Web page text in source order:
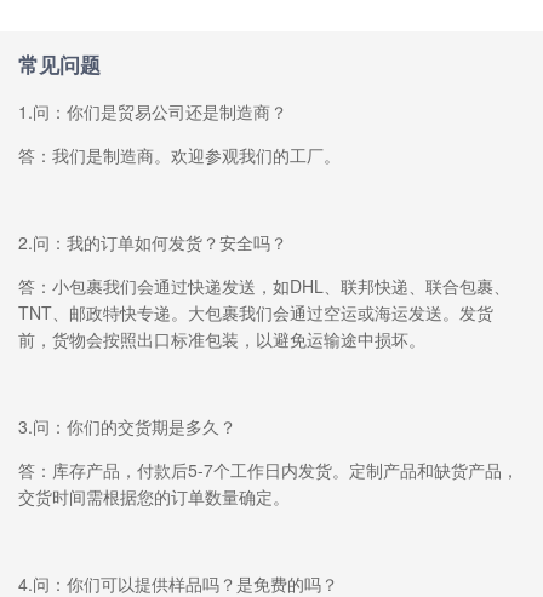
常见问题
1.问：你们是贸易公司还是制造商？
答：我们是制造商。欢迎参观我们的工厂。
2.问：我的订单如何发货？安全吗？
答：小包裹我们会通过快递发送，如DHL、联邦快递、联合包裹、
TNT、邮政特快专递。大包裹我们会通过空运或海运发送。发货
前，货物会按照出口标准包装，以避免运输途中损坏。
3.问：你们的交货期是多久？
答：库存产品，付款后5-7个工作日内发货。定制产品和缺货产品，
交货时间需根据您的订单数量确定。
4.问：你们可以提供样品吗？是免费的吗？